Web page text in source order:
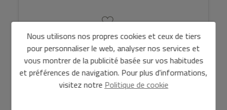
Ref. PPS10ZECQI 84 m2 382 m2 3 2
Nous utilisons nos propres cookies et ceux de tiers
pour personnaliser le web, analyser nos services et
vous montrer de la publicité basée sur vos habitudes
et préférences de navigation. Pour plus d'informations,
visitez notre Politique de cookie